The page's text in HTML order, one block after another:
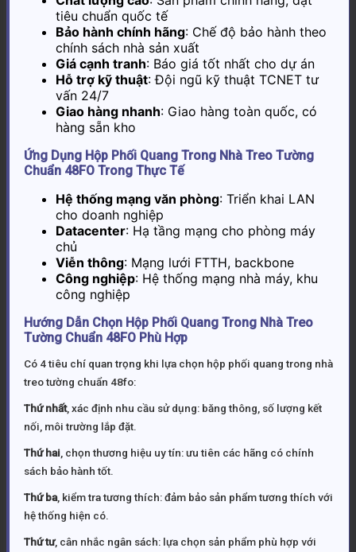
tiêu chuẩn quốc tế
Bảo hành chính hãng: Chế độ bảo hành theo
chính sách nhà sản xuất
Giá cạnh tranh: Báo giá tốt nhất cho dự án
Hỗ trợ kỹ thuật: Đội ngũ kỹ thuật TCNET tư
vấn 24/7
Giao hàng nhanh: Giao hàng toàn quốc, có
hàng sẵn kho
Ứng Dụng Hộp Phối Quang Trong Nhà Treo Tường
Chuẩn 48FO Trong Thực Tế
Hệ thống mạng văn phòng: Triển khai LAN
cho doanh nghiệp
Datacenter: Hạ tầng mạng cho phòng máy
chủ
Viễn thông: Mạng lưới FTTH, backbone
Công nghiệp: Hệ thống mạng nhà máy, khu
công nghiệp
Hướng Dẫn Chọn Hộp Phối Quang Trong Nhà Treo
Tường Chuẩn 48FO Phù Hợp
Có 4 tiêu chí quan trọng khi lựa chọn hộp phối quang trong nhà
treo tường chuẩn 48fo:
Thứ nhất, xác định nhu cầu sử dụng: băng thông, số lượng kết
nối, môi trường lắp đặt.
Thứ hai , chọn thương hiệu uy tín: ưu tiên các hãng có chính
sách bảo hành tốt.
Thứ ba, kiểm tra tương thích: đảm bảo sản phẩm tương thích với
hệ thống hiện có.
Thứ tư, cân nhắc ngân sách: lựa chọn sản phẩm phù hợp với